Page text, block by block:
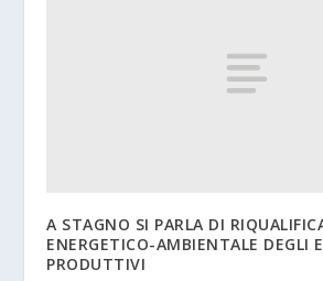
A STAGNO SI PARLA DI
ENERGETICO-AMBIENTALE DEGLI
PRODUTTIVI